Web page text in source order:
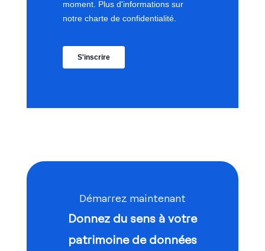
Démarrez maintenant
Donnez du sens à votre
patrimoine de données